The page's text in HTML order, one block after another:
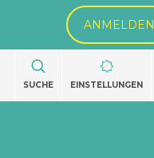
ANMELDEN
SUCHE EINSTELLUNGEN